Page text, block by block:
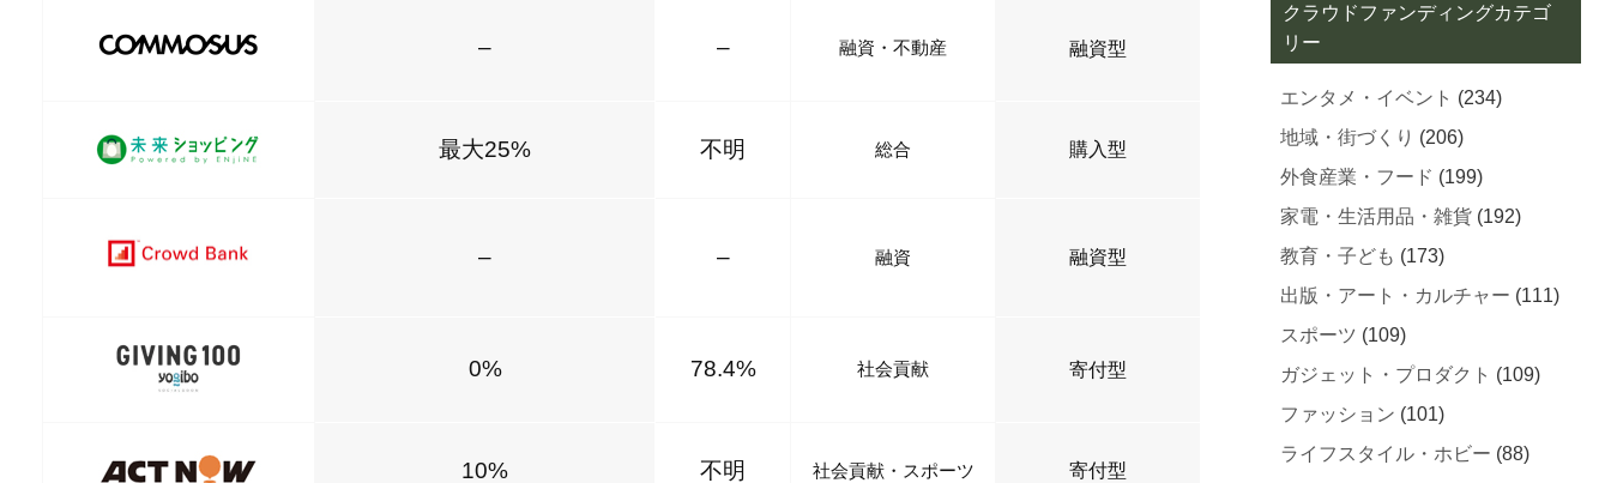
– – 融資・不動産 融資型
最大25% 不明 総合 購入型
– – 融資 融資型
0% 78.4% 社会貢献 寄付型
10% 不明 社会貢献・スポーツ 寄付型
クラウドファンディングカテゴ
リー
エンタメ・イベント (234)
地域・街づくり (206)
外食産業・フード (199)
家電・生活用品・雑貨 (192)
教育・子ども (173)
出版・アート・カルチャー (111)
スポーツ (109)
ガジェット・プロダクト (109)
ファッション (101)
ライフスタイル・ホビー (88)